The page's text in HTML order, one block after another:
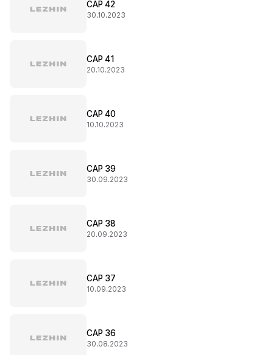
CAP 42
30.10.2023
CAP 41
20.10.2023
CAP 40
10.10.2023
CAP 39
30.09.2023
CAP 38
20.09.2023
CAP 37
10.09.2023
CAP 36
30.08.2023